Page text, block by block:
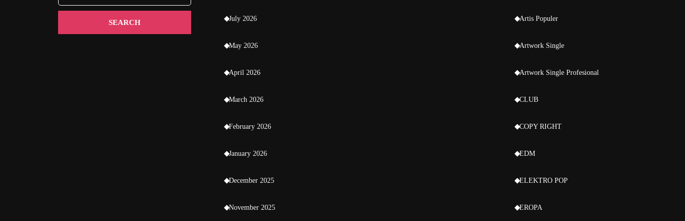
July 2026
May 2026
April 2026
March 2026
February 2026
January 2026
December 2025
November 2025
Artis Populer
Artwork Single
Artwork Single Profesional
CLUB
COPY RIGHT
EDM
ELEKTRO POP
EROPA